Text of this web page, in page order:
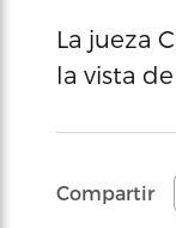
La jueza
la vista
Compartir